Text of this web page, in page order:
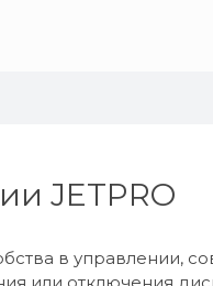
JETPRO
в управлении,